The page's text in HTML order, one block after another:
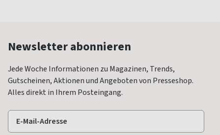
Newsletter abonnieren
Jede Woche Informationen zu Magazinen, Trends,
Gutscheinen, Aktionen und Angeboten von Presseshop.
Alles direkt in Ihrem Posteingang.